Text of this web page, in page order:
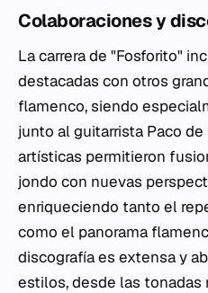
Colaboraciones y
La carrera de "Fosforito"
destacadas con otros
flamenco, siendo
junto al guitarrista Paco de
artísticas permitieron
jondo con nuevas
enriqueciendo tanto el
como el panorama
discografía es extensa y
estilos, desde las